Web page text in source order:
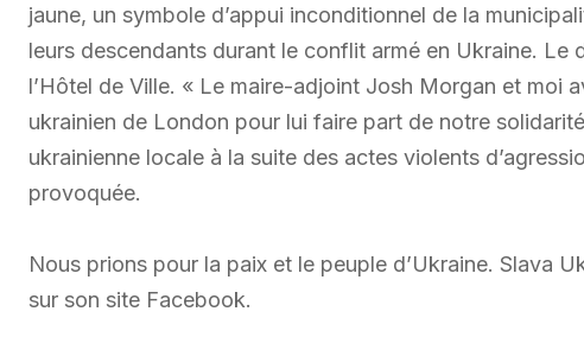
jaune, un symbole d’appui inconditionnel de la
leurs descendants durant le conflit armé en Ukraine. Le
l’Hôtel de Ville. « Le maire-adjoint Josh Morgan et moi
ukrainien de London pour lui faire part de notre
ukrainienne locale à la suite des actes violents
provoquée.
Nous prions pour la paix et le peuple d’Ukraine. Slava
sur son site Facebook.